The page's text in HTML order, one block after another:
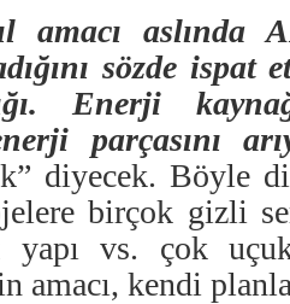
amacı aslında
sözde ispat
Enerji
parçasını
diyecek. Böyle
birçok gizli
vs. çok
amacı, kendi